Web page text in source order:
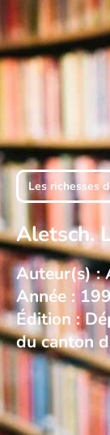
Les richesses
Aletsch.
Auteur(s) :
Année :
Édition :
du canton